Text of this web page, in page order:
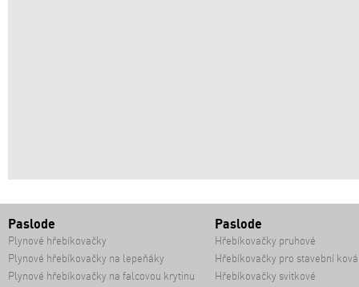
Paslode
Plynové hřebíkovačky
Plynové hřebíkovačky na lepeňáky
Plynové hřebíkovačky na falcovou krytinu
Paslode
Hřebíkovačky pruhové
Hřebíkovačky pro stavební
Hřebíkovačky svitkové